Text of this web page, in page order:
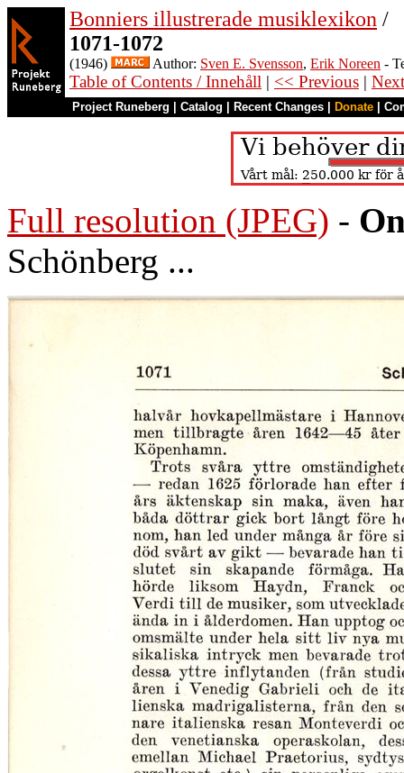
Bonniers illustrerade musiklexikon /
1071-1072
(1946) Author: Sven E. Svensson, Erik Noreen -
Table of Contents / Innehåll | << Previous |
Project Runeberg Catalog Recent Changes Donate
Full resolution (JPEG) -
Schönberg ...